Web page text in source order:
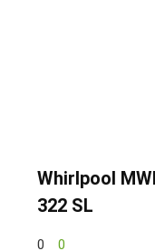
Whirlpool
322 SL
0 0